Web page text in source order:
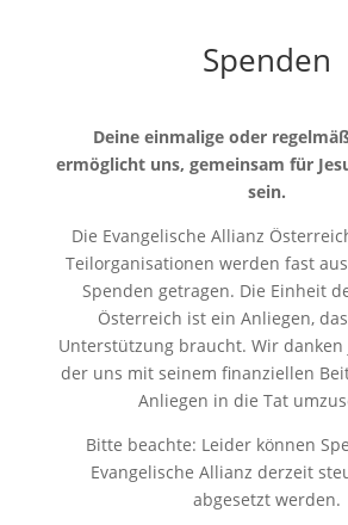
Spenden
Deine einmalige oder
ermöglicht uns, gemeinsam für
sein.
Die Evangelische Allianz
Teilorganisationen werden fast
Spenden getragen. Die Einheit
Österreich ist ein Anliegen,
Unterstützung braucht. Wir danken
der uns mit seinem finanziellen
Anliegen in die Tat
Bitte beachte: Leider können
Evangelische Allianz derzeit
abgesetzt werden.